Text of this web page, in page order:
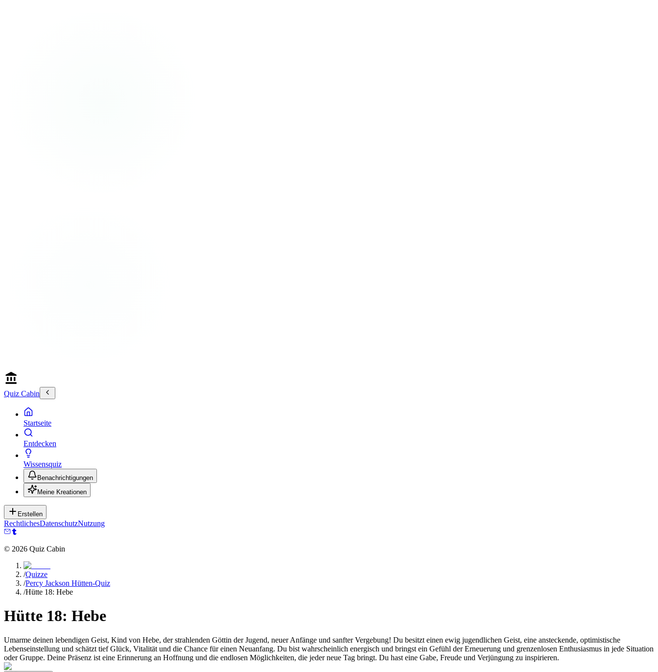
Quiz Cabin
Startseite
Entdecken
Wissensquiz
Benachrichtigungen
Meine Kreationen
Erstellen
RechtlichesDatenschutzNutzung
© 2026 Quiz Cabin
/Quizze
/Percy Jackson Hütten-Quiz
/Hütte 18: Hebe
Hütte 18: Hebe
Umarme deinen lebendigen Geist, Kind von Hebe, der strahlenden Göttin der Jugend, neuer Anfänge und sanfter Vergebung! Du besitzt einen ewig jugendlichen Geist, eine ansteckende, optimistische
Lebenseinstellung und schätzt tief Glück, Vitalität und die Chance für einen Neuanfang. Du bist wahrscheinlich energisch und bringst ein Gefühl der Erneuerung und grenzenlosen Enthusiasmus in jede Situation
oder Gruppe. Deine Präsenz ist eine Erinnerung an Hoffnung und die endlosen Möglichkeiten, die jeder neue Tag bringt. Du hast eine Gabe, Freude und Verjüngung zu inspirieren.